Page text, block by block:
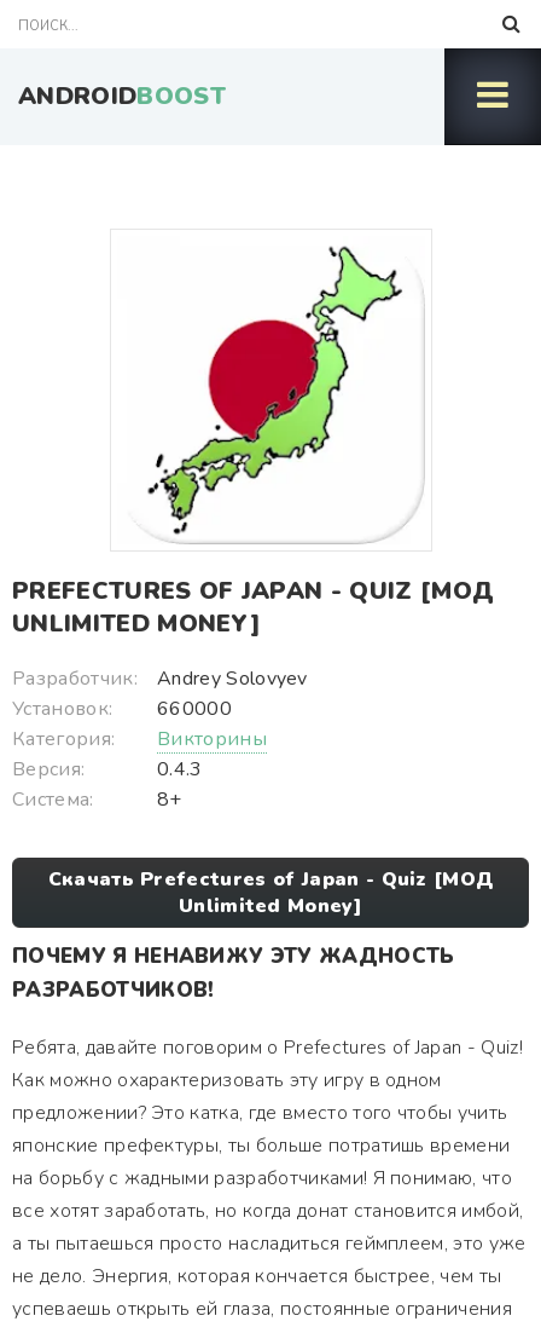
ANDROIDBOOST
PREFECTURES OF JAPAN - QUIZ [МОД
UNLIMITED MONEY]
Разработчик:
Andrey Solovyev
Установок:
660000
Категория:
Викторины
Версия:
0.4.3
Система:
8+
Скачать Prefectures of Japan - Quiz [МОД
Unlimited Money]
ПОЧЕМУ Я НЕНАВИЖУ ЭТУ ЖАДНОСТЬ
РАЗРАБОТЧИКОВ!
Ребята, давайте поговорим о Prefectures of Japan - Quiz!
Как можно охарактеризовать эту игру в одном
предложении? Это катка, где вместо того чтобы учить
японские префектуры, ты больше потратишь времени
на борьбу с жадными разработчиками! Я понимаю, что
все хотят заработать, но когда донат становится имбой,
а ты пытаешься просто насладиться геймплеем, это уже
не дело. Энергия, которая кончается быстрее, чем ты
успеваешь открыть ей глаза, постоянные ограничения